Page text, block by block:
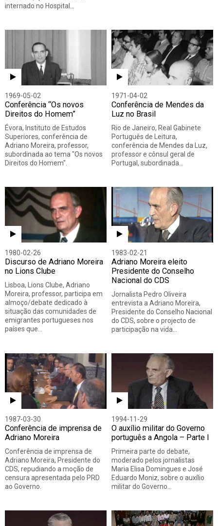
internado no Hospital…
1969-05-02
Conferência “Os novos
Direitos do Homem”
Évora, Instituto de Estudos
Superiores, conferência de
Adriano Moreira, professor,
subordinada ao tema "Os novos
Direitos do Homem".
1971-04-02
Conferência de Mendes da
Luz no Brasil
Rio de Janeiro, Real Gabinete
Português de Leitura,
conferência de Mendes da Luz,
professor e cônsul geral de
Portugal, subordinada…
1980-02-26
Discurso de Adriano Moreira
no Lions Clube
Lisboa, Lions Clube, Adriano
Moreira, professor, participa em
almoço/debate dedicado à
situação das comunidades de
emigrantes portugueses nos
países que…
1983-02-21
Adriano Moreira eleito
Presidente do Conselho
Nacional do CDS
Jornalista Pedro Oliveira
entrevista a Adriano Moreira,
Presidente do Conselho Nacional
do CDS, sobre o projecto de
participação na vida…
1987-03-30
Conferência de imprensa de
Adriano Moreira
Conferência de imprensa de
Adriano Moreira, Presidente do
CDS, repudiando a moção de
censura apresentada pelo PRD
ao Governo.
1994-11-29
O auxílio militar do Governo
português a Angola – Parte I
Primeira parte do debate,
moderado pelos jornalistas
Maria Elisa Domingues e José
Eduardo Moniz, sobre o auxílio
militar do Governo…